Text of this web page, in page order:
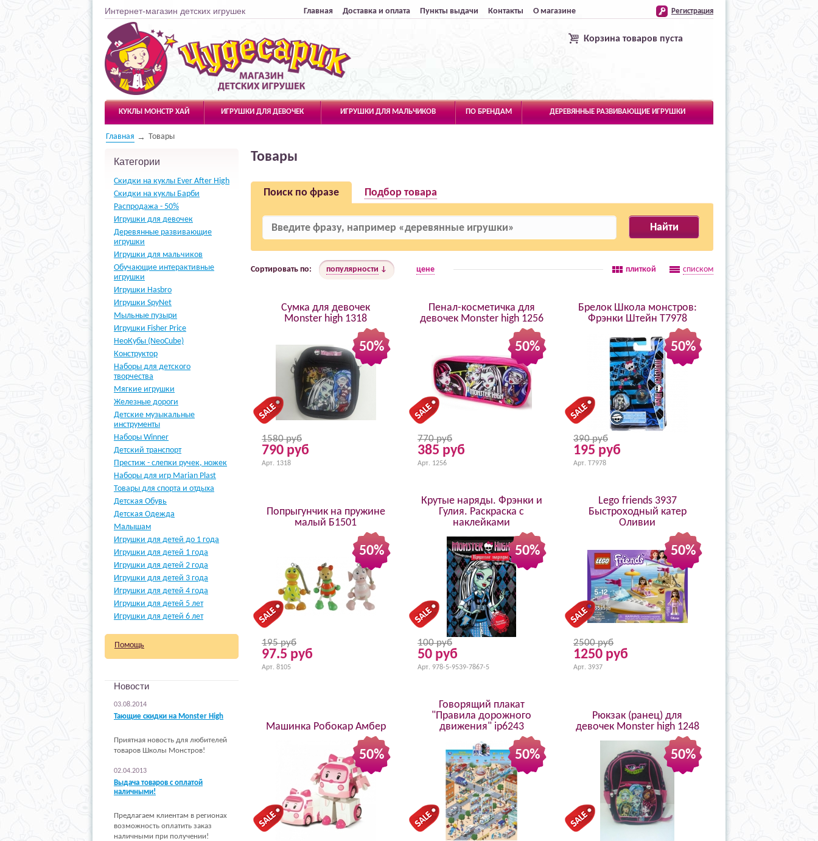
Интернет-магазин детских игрушек Главная Доставка и оплата Пункты выдачи Контакты О магазине Регистрация
Чудесарик
Корзина товаров пуста
КУКЛЫ МОНСТР ХАЙ ИГРУШКИ ДЛЯ ДЕВОЧЕК ИГРУШКИ ДЛЯ МАЛЬЧИКОВ ПО БРЕНДАМ ДЕРЕВЯННЫЕ РАЗВИВАЮЩИЕ ИГРУШКИ
Главная Товары
Категории
Скидки на куклы Ever After High
Скидки на куклы Барби
Распродажа - 50%
Игрушки для девочек
Деревянные развивающие
игрушки
Игрушки для мальчиков
Обучающие интерактивные
игрушки
Игрушки Hasbro
Игрушки SpyNet
Мыльные пузыри
Игрушки Fisher Price
НеоКубы (NeoСube)
Конструктор
Наборы для детского
творчества
Мягкие игрушки
Железные дороги
Детские музыкальные
инструменты
Наборы Winner
Детский транспорт
Престиж - слепки ручек, ножек
Наборы для игр Marian Plast
Товары для спорта и отдыха
Детская Обувь
Детская Одежда
Малышам
Игрушки для детей до 1 года
Игрушки для детей 1 года
Игрушки для детей 2 года
Игрушки для детей 3 года
Игрушки для детей 4 года
Игрушки для детей 5 лет
Игрушки для детей 6 лет
Помощь
Новости
03.08.2014
Тающие скидки на Monster High
Приятная новость для любителей
товаров Школы Монстров!
02.04.2013
Выдача товаров с оплатой
наличными!
Предлагаем клиентам в регионах
возможность оплатить заказ
наличными при получении!
Товары
Поиск по фразе Подбор товара
Сортировать по: популярности цене плиткой списком
50%
Сумка для девочек
Monster high 1318
1580 руб
790 руб
Арт. 1318
50%
Пенал-косметичка для
девочек Monster high 1256
770 руб
385 руб
Арт. 1256
50%
Брелок Школа монстров:
Фрэнки Штейн T7978
390 руб
195 руб
Арт. T7978
50%
Попрыгунчик на пружине
малый Б1501
195 руб
97.5 руб
Арт. 8105
50%
Крутые наряды. Фрэнки и
Гулия. Раскраска с
наклейками
100 руб
50 руб
Арт. 978-5-9539-7867-5
50%
Lego friends 3937
Быстроходный катер
Оливии
2500 руб
1250 руб
Арт. 3937
50%
Машинка Робокар Амбер
50%
Говорящий плакат
"Правила дорожного
движения" ip6243
50%
Рюкзак (ранец) для
девочек Monster high 1248